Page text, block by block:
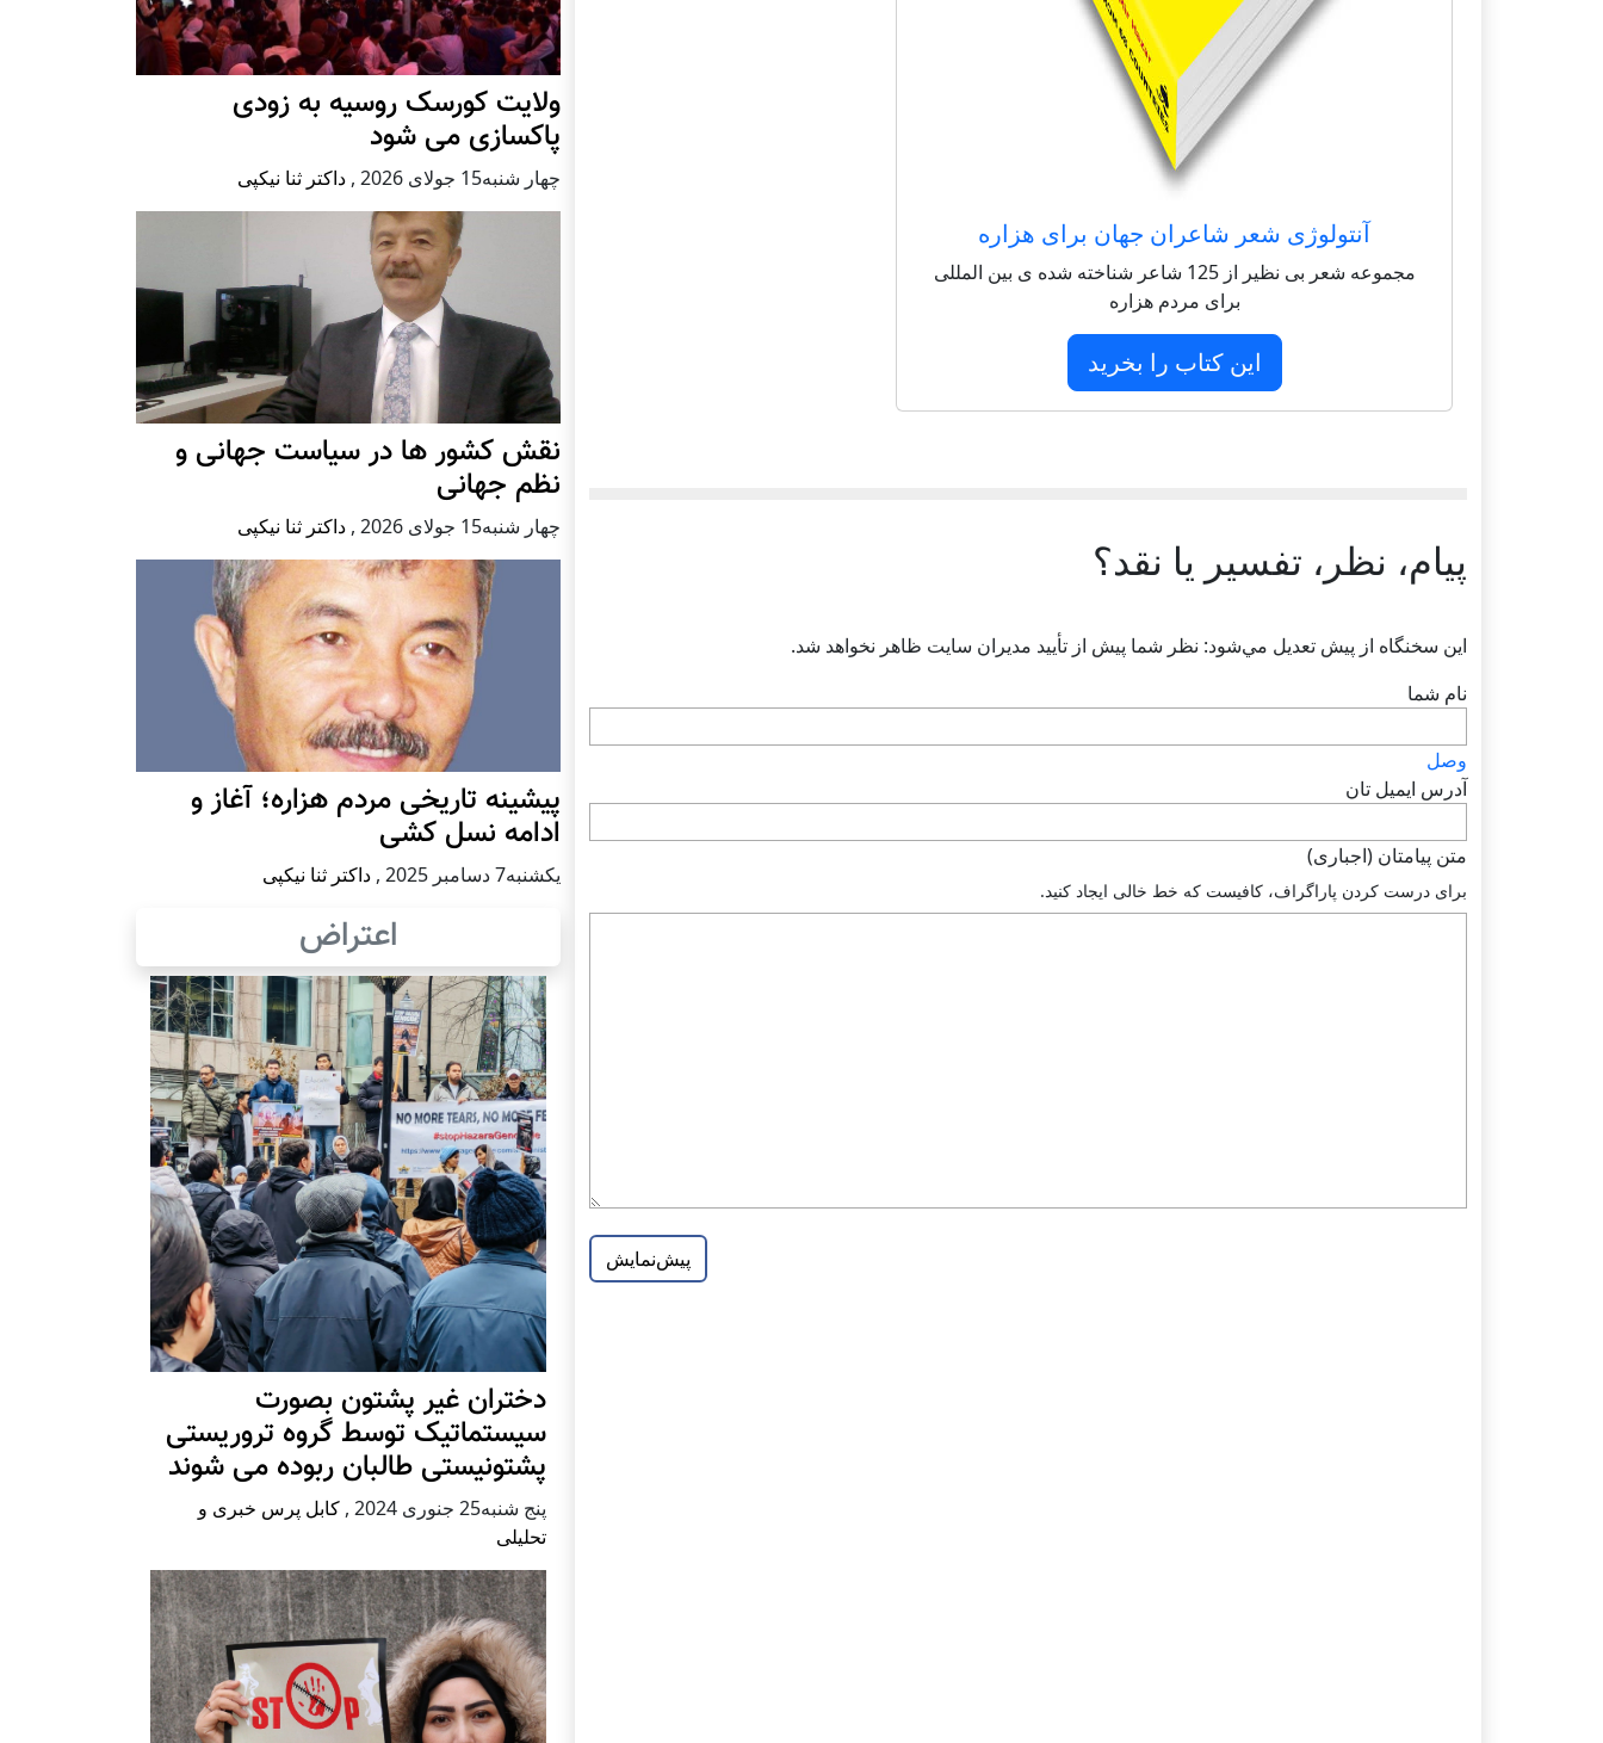
آنتولوژی شعر شاعران جهان برای هزاره
مجموعه شعر بی نظیر از 125 شاعر شناخته شده ی بین المللی
برای مردم هزاره
این کتاب را بخرید
پیام، نظر، تفسیر یا نقد؟
اين سخنگاه از پيش تعديل مي‌شود: نظر شما پيش از تأييد مديران سايت ظاهر نخواهد شد.
نام شما
وصل
آدرس ايميل تان
متن پيامتان (اجباری)
براى درست كردن پاراگراف، كافيست كه خط خالى ايجاد كنيد.
ولایت کورسک روسیه به زودی
پاکسازی می شود
چهار شنبه15 جولای 2026 , داکتر ثنا نیکپی
نقش کشور ها در سیاست جهانی و
نظم جهانی
چهار شنبه15 جولای 2026 , داکتر ثنا نیکپی
پيشينه تاريخی مردم هزاره؛ آغاز و
ادامه نسل کشی
يكشنبه7 دسامبر 2025 , داکتر ثنا نیکپی
اعتراض
دختران غیر پشتون بصورت
سیستماتیک توسط گروه تروریستی
پشتونیستی طالبان ربوده می شوند
پنج شنبه25 جنوری 2024 , کابل پرس خبری و
تحلیلی